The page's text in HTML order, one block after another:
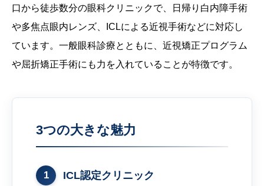
口から徒歩数分の眼科クリニックで、日帰り白内障手術
や多焦点眼内レンズ、ICLによる近視手術などに対応し
ています。一般眼科診療とともに、近視矯正プログラム
や屈折矯正手術にも力を入れていることが特徴です。
3つの大きな魅力
1 ICL認定クリニック